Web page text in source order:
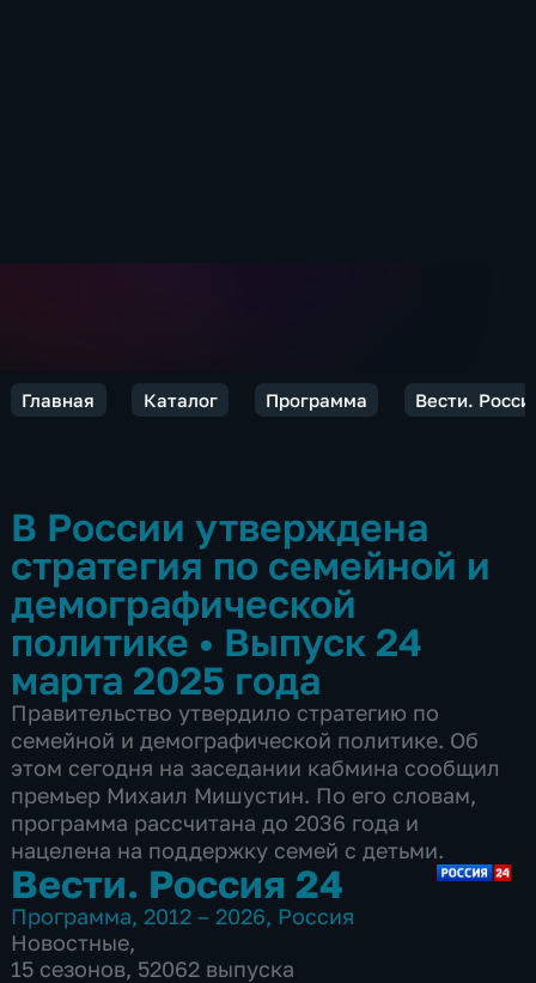
Главная Каталог Программа Вести.
В России утверждена
стратегия по семейной и
демографической
политике • Выпуск 24
марта 2025 года
Правительство утвердило стратегию по
семейной и демографической политике. Об
этом сегодня на заседании кабмина сообщил
премьер Михаил Мишустин. По его словам,
программа рассчитана до 2036 года и
нацелена на поддержку семей с детьми.
Вести. Россия 24
Программа, 2012 – 2026, Россия
Новостные,
15 сезонов, 52062 выпуска